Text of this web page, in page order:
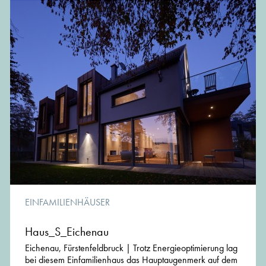
EINFAMILIENHÄUSER
Haus_S_Eichenau
Eichenau, Fürstenfeldbruck | Trotz Energieoptimierung lag
bei diesem Einfamilienhaus das Hauptaugenmerk auf dem